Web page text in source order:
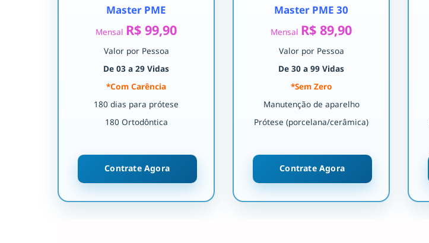
Master PME
Mensal R$ 99,90
Valor por Pessoa
De 03 a 29 Vidas
*Com Carência
180 dias para prótese
180 Ortodôntica
Contrate Agora
Master PME 30
Mensal R$ 89,90
Valor por Pessoa
De 30 a 99 Vidas
*Sem Zero
Manutenção de aparelho
Prótese (porcelana/cerâmica)
Contrate Agora